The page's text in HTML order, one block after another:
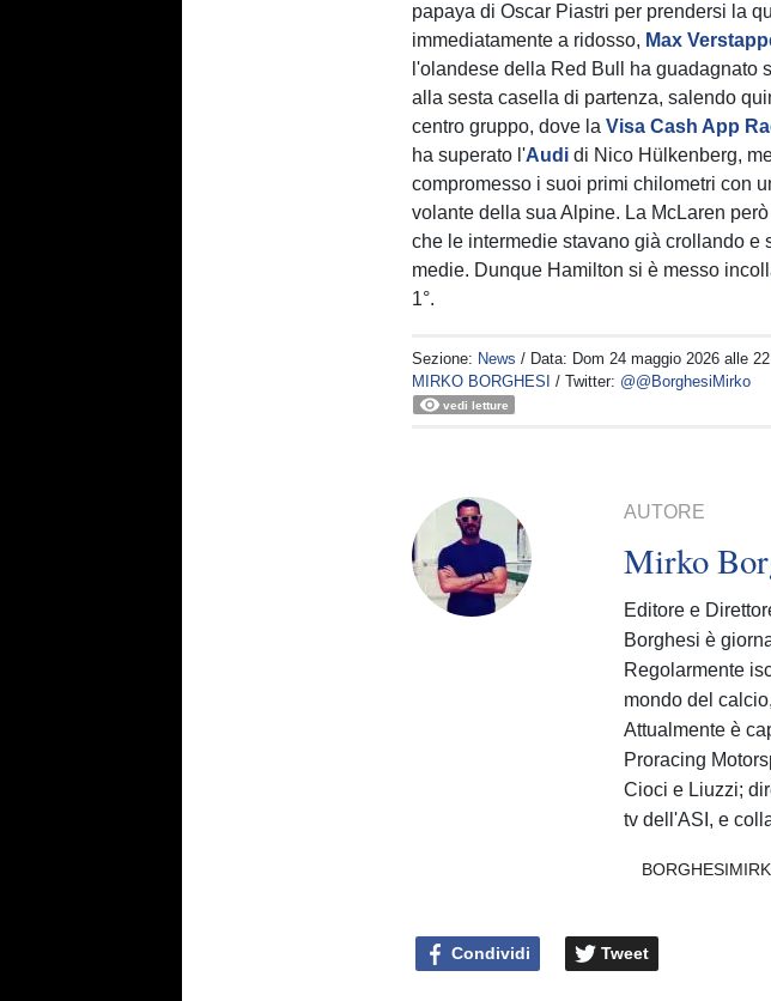
papaya di Oscar Piastri per prendersi la
immediatamente a ridosso, Max
l'olandese della Red Bull ha guadagnato
alla sesta casella di partenza, salendo
centro gruppo, dove laVisa Cash App
ha superato l'Audi di Nico Hülkenberg,
compromesso i suoi primi chilometri con
volante della sua Alpine. La McLaren
che le intermedie stavano già crollando e
medie. Dunque Hamilton si è messo
1°.
Sezione: News / Data: Dom 24 maggio 2026 alle
MIRKO BORGHESI
/ Twitter: @@BorghesiMirko
vedi letture
AUTORE
Mirko
Editore e
Borghesi è
Regolarmente
mondo del
Attualmente è
Proracing
Cioci e Liuzzi;
tv dell'ASI, e
Condividi Tweet